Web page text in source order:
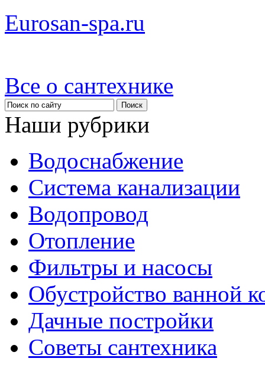
Eurosan-spa.ru
Все о сантехнике
Наши рубрики
Водоснабжение
Система канализации
Водопровод
Отопление
Фильтры и насосы
Обустройство ванной
Дачные постройки
Советы сантехника